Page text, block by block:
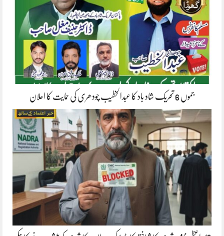
جموں 6 تحریک شاد باد کا عبدالخطیب چودھری کی حمایت کا اعلان